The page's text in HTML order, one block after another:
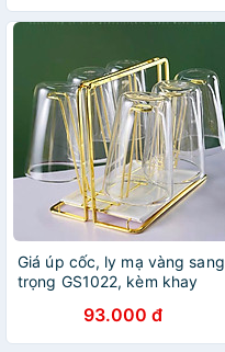
Giá úp cốc, ly mạ vàng sang
trọng GS1022, kèm khay
93.000 đ